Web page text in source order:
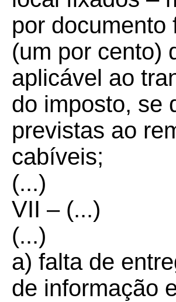
por documento
(um por cento)
aplicável ao
do imposto, se
previstas ao
cabíveis;
(...)
VII – (...)
(...)
a) falta de
de informação